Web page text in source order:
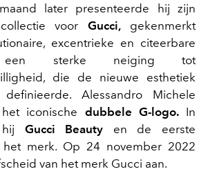
later presenteerde hij zijn
voor Gucci,gekenmerkt
excentrieke en citeerbare
sterke neiging tot
die de nieuwe esthetiek
Alessandro Michele
iconische dubbele G-logo.In
hij Gucci Beauty en de eerste
het merk. Op 24 november 2022
van het merk Gucci aan.